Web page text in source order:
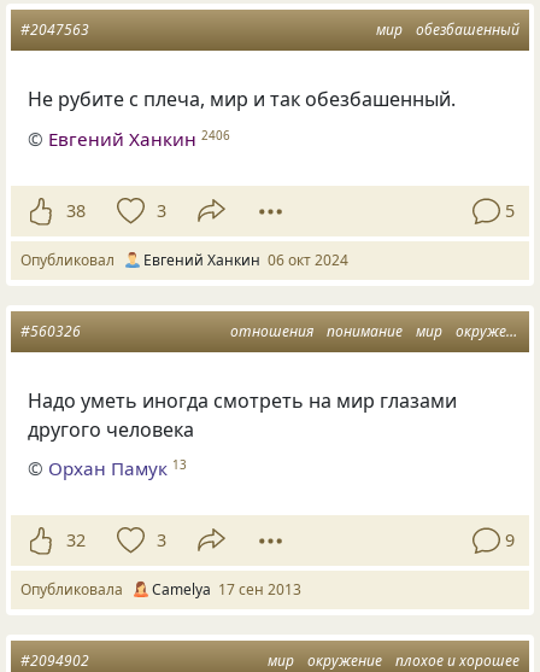
мир обезбашенный
#2047563
Не рубите с плеча, мир и так обезбашенный.
© Евгений Ханкин 2406
38 3 5
Опубликовал Евгений Ханкин 06 окт 2024
отношения понимание мир окружение
#560326
Надо уметь иногда смотреть на мир глазами
другого человека
© Орхан Памук 13
32 3 9
Опубликовала Camelya 17 сен 2013
мир окружение плохое и хорошее
#2094902